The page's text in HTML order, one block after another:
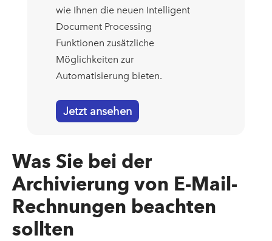
wie Ihnen die neuen Intelligent
Document Processing
Funktionen zusätzliche
Möglichkeiten zur
Automatisierung bieten.
Jetzt ansehen
Was Sie bei der
Archivierung von E-Mail-
Rechnungen beachten
sollten